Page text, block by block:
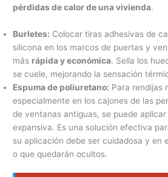
pérdidas de calor de una vivienda.
Burletes: Colocar tiras adhesivas de
silicona en los marcos de puertas y
más rápida y económica. Sella los
se cuele, mejorando la sensación
Espuma de poliuretano: Para rendijas
especialmente en los cajones de las
de ventanas antiguas, se puede
expansiva. Es una solución efectiva
su aplicación debe ser cuidadosa y en
o que quedarán ocultos.